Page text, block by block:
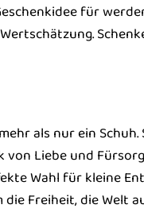
für
als nur ein
Liebe und
Wahl für kleine
Freiheit, die Welt